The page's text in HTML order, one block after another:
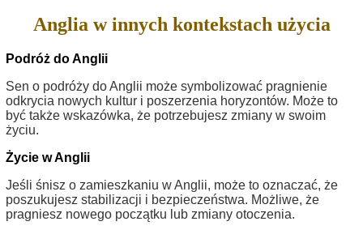
Anglia w innych kontekstach użycia
Podróż do Anglii
Sen o podróży do Anglii może symbolizować pragnienie
odkrycia nowych kultur i poszerzenia horyzontów. Może to
być także wskazówka, że potrzebujesz zmiany w swoim
życiu.
Życie w Anglii
Jeśli śnisz o zamieszkaniu w Anglii, może to oznaczać, że
poszukujesz stabilizacji i bezpieczeństwa. Możliwe, że
pragniesz nowego początku lub zmiany otoczenia.